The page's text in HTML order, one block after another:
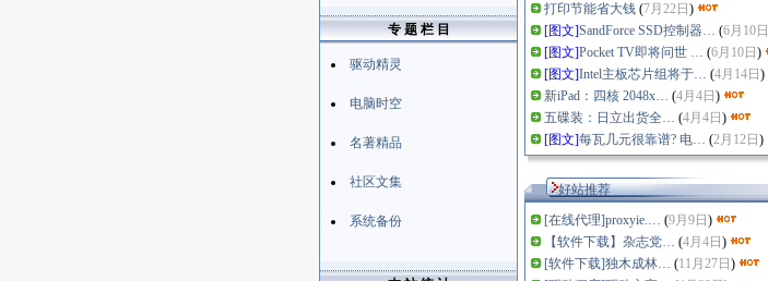
专 题 栏 目
驱动精灵
电脑时空
名著精品
社区文集
系统备份
打印节能省大钱 (7月22日 )
[图文]SandForce SSD控制器… (6月10日
[图文]Pocket TV即将问世 … (6月10日 )
[图文]Intel主板芯片组将于… (4月14日 )
新iPad：四核 2048x… (4月4日 )
五碟装：日立出货全… (4月4日 )
[图文]每瓦几元很靠谱? 电… (2月12日 )
好站推荐
[在线代理]proxyie.… (9月9日 )
【软件下载】杂志党… (4月4日 )
[软件下载]独木成林… (11月27日 )